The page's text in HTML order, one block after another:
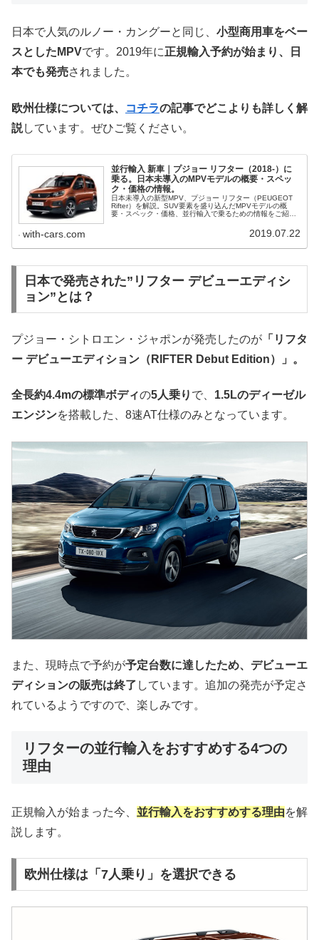
日本で人気のルノー・カングーと同じ、 小型商用車をベー
スとしたMPVです。2019年に正規輸入予約が始まり、日
本でも発売されました。
欧州仕様については、 コチラの記事でどこよりも詳しく解
説しています。ぜひご覧ください。
並行輸入 新車｜プジョー リフター（2018-）に
乗る。日本未導入のMPVモデルの概要・スペッ
ク・価格の情報。
日本未導入の新型MPV、プジョー リフター（PEUGEOT
Rifter）を解説。SUV要素を盛り込んだMPVモデルの概
要・スペック・価格、並行輸入で乗るための情報をご紹介
with-cars.com 2019.07.22
日本で発売された”リフター デビューエディシ
ョン”とは？
プジョー・シトロエン・ジャポンが発売したのが 「リフタ
ー デビューエディション（RIFTER Debut Edition）」。
全長約4.4mの標準ボディの5人乗り で、 1.5Lのディーゼル
エンジンを搭載した、8速AT仕様のみとなっています。
また、現時点で予約が予定台数に達したため、 デビューエ
ディションの販売は終了 しています。追加の発売が予定さ
れているようですので、楽しみです。
リフターの並行輸入をおすすめする4つの
理由
正規輸入が始まった今、 並行輸入をおすすめする理由を解
説します。
欧州仕様は「7人乗り」を選択できる